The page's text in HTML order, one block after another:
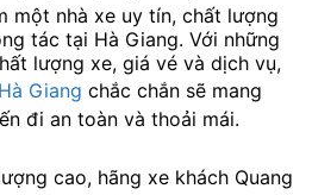
một nhà xe uy tín, chất lượng
tác tại Hà Giang. Với những
lượng xe, giá vé và dịch vụ,
Giang chắc chắn sẽ mang
đi an toàn và thoải mái.
cao, hãng xe khách Quang